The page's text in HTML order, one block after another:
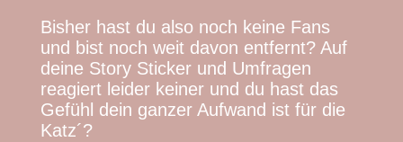
Bisher hast du also noch keine Fans
und bist noch weit davon entfernt? Auf
deine Story Sticker und Umfragen
reagiert leider keiner und du hast das
Gefühl dein ganzer Aufwand ist für die
Katz´?